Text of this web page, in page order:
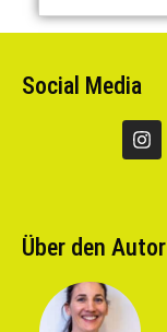
Social Media
Über den Autor